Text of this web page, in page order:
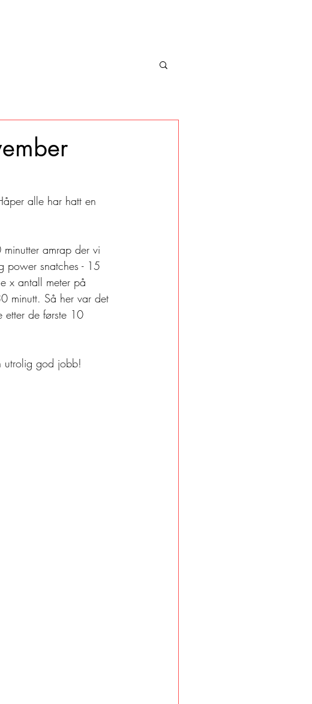
alle har hatt en
amrap der vi
power snatches - 15
x antall meter på
minutt. Så her var det
etter de første 10
utrolig god jobb!